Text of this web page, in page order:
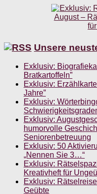
Unsere
Exklusiv:
Bratkartoffeln”
Exklusiv:
Jahre”
Exklusiv:
Exklusiv:
humorvolle
Seniorenbetreuung
Exklusiv: 50
„Nennen Sie 3…“
Exklusiv:
Kreativheft für
Exklusiv:
Geübte